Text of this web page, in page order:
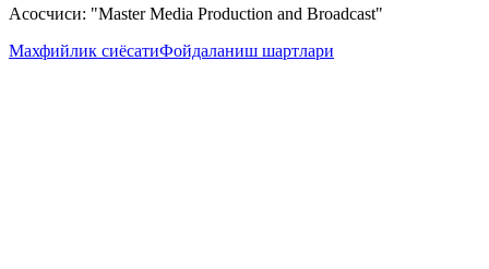
Асосчиси: "Master Media Production and Broadcast"
Махфийлик сиёсатиФойдаланиш шартлари